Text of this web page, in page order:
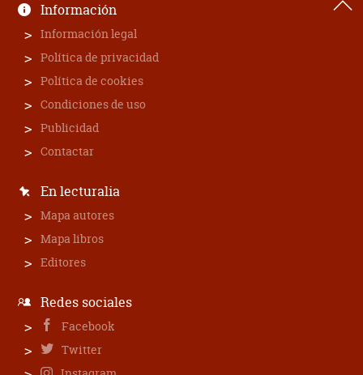
Información
Información legal
Política de privacidad
Política de cookies
Condiciones de uso
Publicidad
Contactar
En lecturalia
Mapa autores
Mapa libros
Editores
Redes sociales
Facebook
Twitter